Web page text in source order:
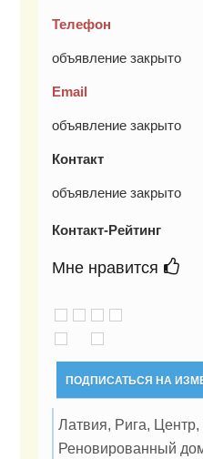
Телефон
объявление закрыто
Email
объявление закрыто
Контакт
объявление закрыто
Контакт-Рейтинг
Мне нравится
ПОДПИСАТЬСЯ НА
Латвия, Рига,
Реновированный